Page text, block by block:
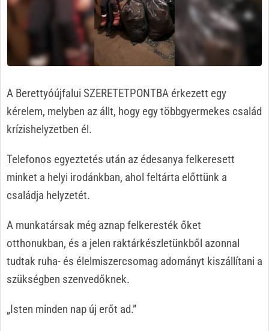
A Berettyóújfalui SZERETETPONTBA érkezett egy
kérelem, melyben az állt, hogy egy többgyermekes család
krízishelyzetben él.
Telefonos egyeztetés után az édesanya felkeresett
minket a helyi irodánkban, ahol feltárta előttünk a
családja helyzetét.
A munkatársak még aznap felkeresték őket
otthonukban, és a jelen raktárkészletünkből azonnal
tudtak ruha- és élelmiszercsomag adományt kiszállítani a
szükségben szenvedőknek.
„Isten minden nap új erőt ad.”